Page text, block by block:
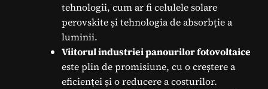
tehnologii, cum ar fi celulele solare
perovskite și tehnologia de absorbție a
luminii.
Viitorul industriei panourilor fotovoltaice
este plin de promisiune, cu o creștere a
eficienței și o reducere a costurilor.